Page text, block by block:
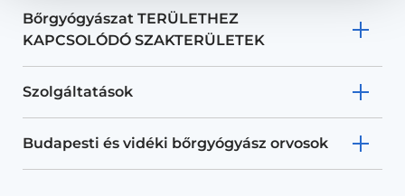
Bőrgyógyászat TERÜLETHEZ
KAPCSOLÓDÓ SZAKTERÜLETEK
Szolgáltatások
Budapesti és vidéki bőrgyógyász orvosok